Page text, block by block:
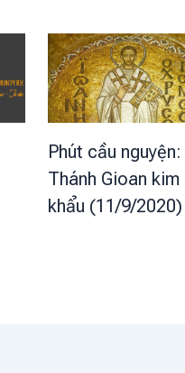
Phút cầu nguyện:
Thánh Gioan kim
khẩu (11/9/2020)